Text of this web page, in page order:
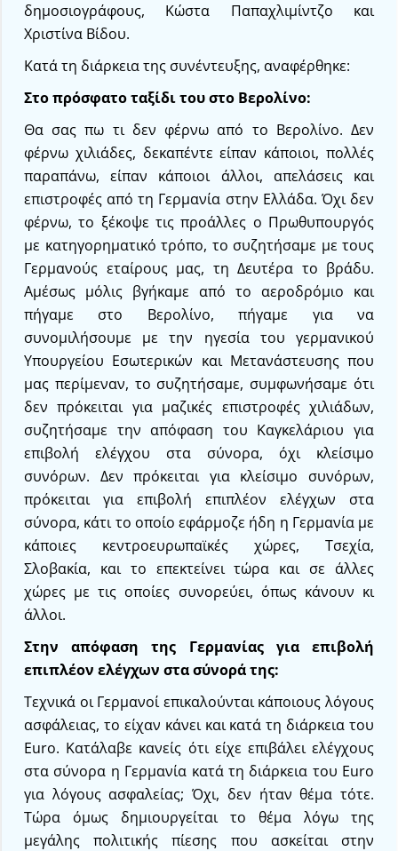
δημοσιογράφους, Κώστα Παπαχλιμίντζο και
Χριστίνα Βίδου.
Κατά τη διάρκεια της συνέντευξης, αναφέρθηκε:
Στο πρόσφατο ταξίδι του στο Βερολίνο:
Θα σας πω τι δεν φέρνω από το Βερολίνο. Δεν
φέρνω χιλιάδες, δεκαπέντε είπαν κάποιοι, πολλές
παραπάνω, είπαν κάποιοι άλλοι, απελάσεις και
επιστροφές από τη Γερμανία στην Ελλάδα. Όχι δεν
φέρνω, το ξέκοψε τις προάλλες ο Πρωθυπουργός
με κατηγορηματικό τρόπο, το συζητήσαμε με τους
Γερμανούς εταίρους μας, τη Δευτέρα το βράδυ.
Αμέσως μόλις βγήκαμε από το αεροδρόμιο και
πήγαμε στο Βερολίνο, πήγαμε για να
συνομιλήσουμε με την ηγεσία του γερμανικού
Υπουργείου Εσωτερικών και Μετανάστευσης που
μας περίμεναν, το συζητήσαμε, συμφωνήσαμε ότι
δεν πρόκειται για μαζικές επιστροφές χιλιάδων,
συζητήσαμε την απόφαση του Καγκελάριου για
επιβολή ελέγχου στα σύνορα, όχι κλείσιμο
συνόρων. Δεν πρόκειται για κλείσιμο συνόρων,
πρόκειται για επιβολή επιπλέον ελέγχων στα
σύνορα, κάτι το οποίο εφάρμοζε ήδη η Γερμανία με
κάποιες κεντροευρωπαϊκές χώρες, Τσεχία,
Σλοβακία, και το επεκτείνει τώρα και σε άλλες
χώρες με τις οποίες συνορεύει, όπως κάνουν κι
άλλοι.
Στην απόφαση της Γερμανίας για επιβολή
επιπλέον ελέγχων στα σύνορά της:
Τεχνικά οι Γερμανοί επικαλούνται κάποιους λόγους
ασφάλειας, το είχαν κάνει και κατά τη διάρκεια του
Euro. Κατάλαβε κανείς ότι είχε επιβάλει ελέγχους
στα σύνορα η Γερμανία κατά τη διάρκεια του Euro
για λόγους ασφαλείας; Όχι, δεν ήταν θέμα τότε.
Τώρα όμως δημιουργείται το θέμα λόγω της
μεγάλης πολιτικής πίεσης που ασκείται στην